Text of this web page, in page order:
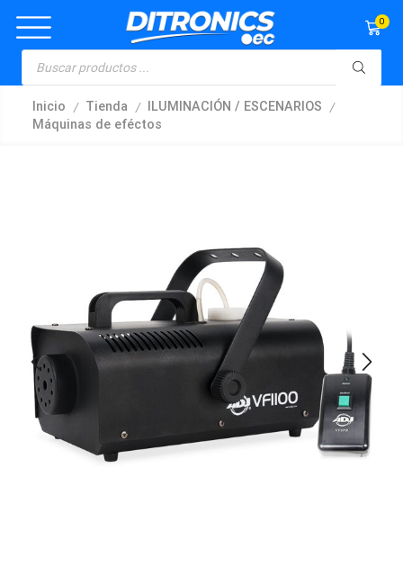
0
Inicio / Tienda / ILUMINACIÓN / ESCENARIOS /
Máquinas de eféctos